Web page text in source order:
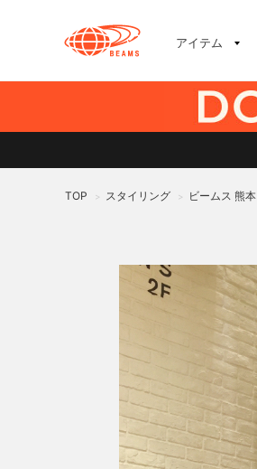
アイテム
TOP > スタイリング > ビームス 熊本